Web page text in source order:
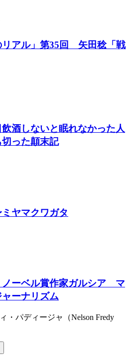
リアル」第35回 矢田稔「戦
酒しないと眠れなかった人
った顛末記
ヤマクワガタ
ノーベル賞作家ガルシア゠マ
ーナリズム
・パディージャ（Nelson Fredy